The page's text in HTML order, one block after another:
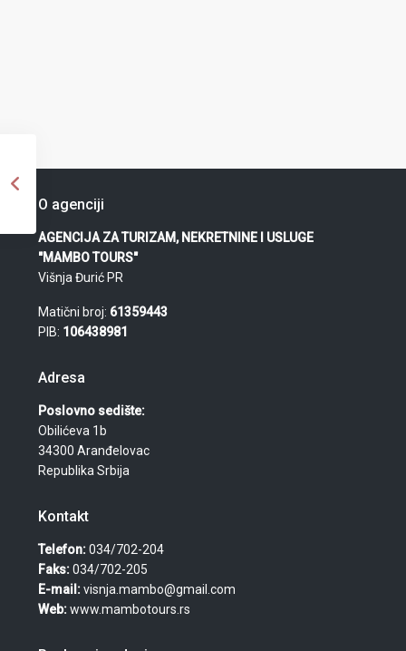
O agenciji
AGENCIJA ZA TURIZAM, NEKRETNINE I USLUGE
"MAMBO TOURS"
Višnja Đurić PR
Matični broj: 61359443
PIB: 106438981
Adresa
Poslovno sedište:
Obilićeva 1b
34300 Aranđelovac
Republika Srbija
Kontakt
Telefon:034/702-204
Faks:034/702-205
E-mail:visnja.mambo@gmail.com
Web:www.mambotours.rs